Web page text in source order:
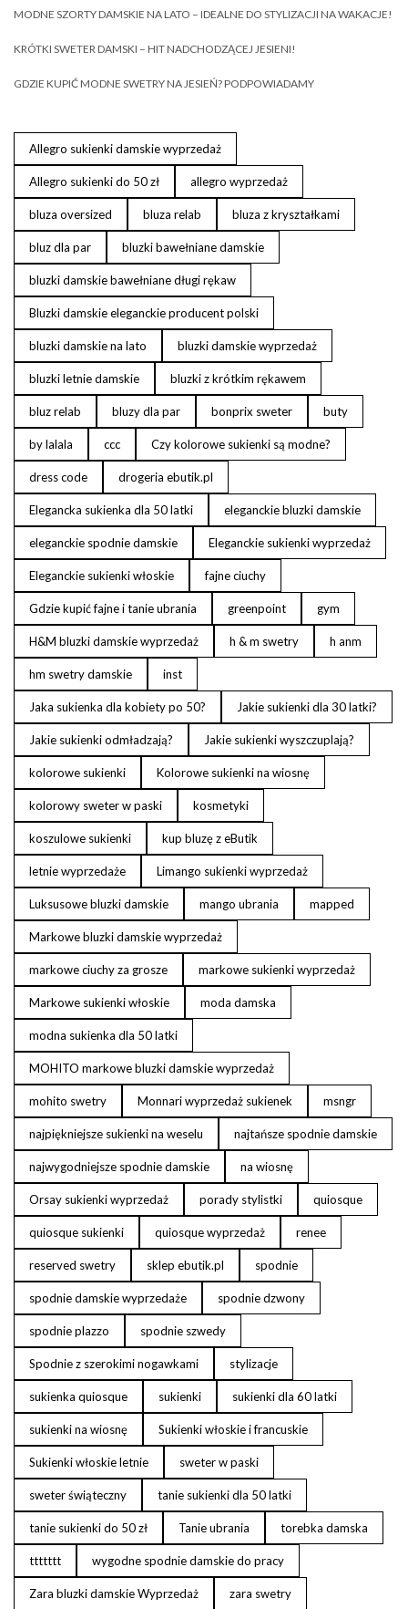
MODNE SZORTY DAMSKIE NA LATO – IDEALNE DO STYLIZACJI NA WAKACJE!
KRÓTKI SWETER DAMSKI – HIT NADCHODZĄCEJ JESIENI!
GDZIE KUPIĆ MODNE SWETRY NA JESIEŃ? PODPOWIADAMY
Allegro sukienki damskie wyprzedaż
Allegro sukienki do 50 zł allegro wyprzedaż
bluza oversized bluza relab bluza z kryształkami
bluz dla par bluzki bawełniane damskie
bluzki damskie bawełniane długi rękaw
Bluzki damskie eleganckie producent polski
bluzki damskie na lato bluzki damskie wyprzedaż
bluzki letnie damskie bluzki z krótkim rękawem
bluz relab bluzy dla par bonprix sweter buty
by lalala ccc Czy kolorowe sukienki są modne?
dress code drogeria ebutik.pl
Elegancka sukienka dla 50 latki eleganckie bluzki damskie
eleganckie spodnie damskie Eleganckie sukienki wyprzedaż
Eleganckie sukienki włoskie fajne ciuchy
Gdzie kupić fajne i tanie ubrania greenpoint gym
H&M bluzki damskie wyprzedaż h & m swetry h anm
hm swetry damskie inst
Jaka sukienka dla kobiety po 50? Jakie sukienki dla 30 latki?
Jakie sukienki odmładzają? Jakie sukienki wyszczuplają?
kolorowe sukienki Kolorowe sukienki na wiosnę
kolorowy sweter w paski kosmetyki
koszulowe sukienki kup bluzę z eButik
letnie wyprzedaże Limango sukienki wyprzedaż
Luksusowe bluzki damskie mango ubrania mapped
Markowe bluzki damskie wyprzedaż
markowe ciuchy za grosze markowe sukienki wyprzedaż
Markowe sukienki włoskie moda damska
modna sukienka dla 50 latki
MOHITO markowe bluzki damskie wyprzedaż
mohito swetry Monnari wyprzedaż sukienek msngr
najpiękniejsze sukienki na weselu najtańsze spodnie damskie
najwygodniejsze spodnie damskie na wiosnę
Orsay sukienki wyprzedaż porady stylistki quiosque
quiosque sukienki quiosque wyprzedaż renee
reserved swetry sklep ebutik.pl spodnie
spodnie damskie wyprzedaże spodnie dzwony
spodnie plazzo spodnie szwedy
Spodnie z szerokimi nogawkami stylizacje
sukienka quiosque sukienki sukienki dla 60 latki
sukienki na wiosnę Sukienki włoskie i francuskie
Sukienki włoskie letnie sweter w paski
sweter świąteczny tanie sukienki dla 50 latki
tanie sukienki do 50 zł Tanie ubrania torebka damska
ttttttt wygodne spodnie damskie do pracy
Zara bluzki damskie Wyprzedaż zara swetry